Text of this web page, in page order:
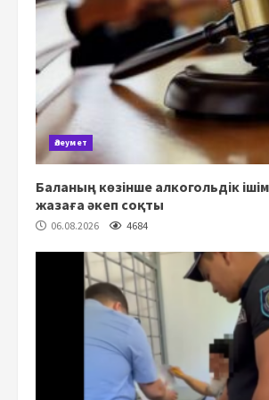
Әлеумет
Баланың көзінше алкогольдік
жазаға әкеп соқты
06.08.2026 4684